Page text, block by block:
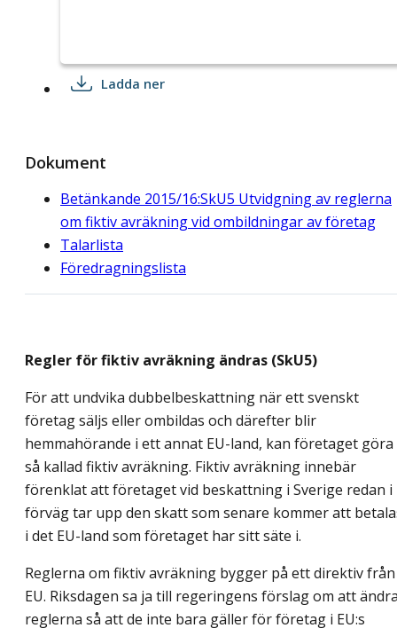
Ladda ner
Dokument
Betänkande 2015/16:SkU5 Utvidgning av reglerna
om fiktiv avräkning vid ombildningar av företag
Talarlista
Föredragningslista
Regler för fiktiv avräkning ändras (SkU5)
För att undvika dubbelbeskattning när ett svenskt
företag säljs eller ombildas och därefter blir
hemmahörande i ett annat EU-land, kan företaget göra
så kallad fiktiv avräkning. Fiktiv avräkning innebär
förenklat att företaget vid beskattning i Sverige redan i
förväg tar upp den skatt som senare kommer att
i det EU-land som företaget har sitt säte i.
Reglerna om fiktiv avräkning bygger på ett direktiv från
EU. Riksdagen sa ja till regeringens förslag om att
reglerna så att de inte bara gäller för företag i EU:s